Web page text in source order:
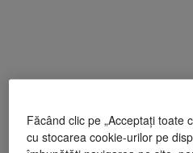
Făcând clic pe „Acceptați toate
cu stocarea cookie-urilor pe